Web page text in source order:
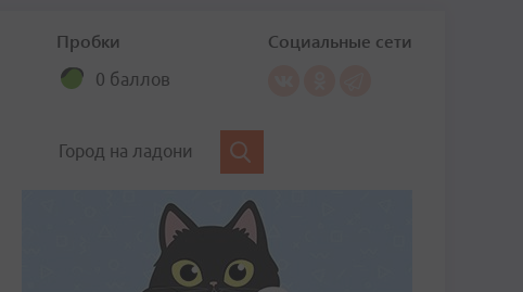
Пробки
0 баллов
Социальные сети
Город на ладони